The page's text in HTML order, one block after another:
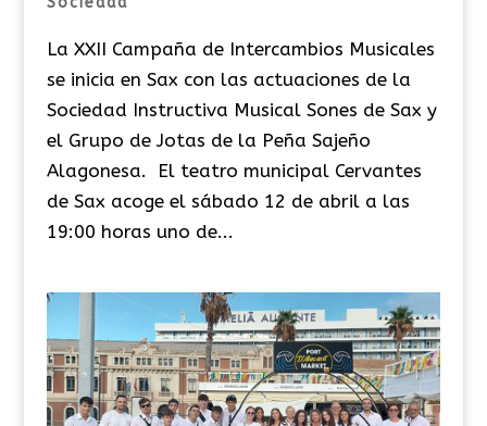
La XXII Campaña de Intercambios Musicales
se inicia en Sax con las actuaciones de la
Sociedad Instructiva Musical Sones de Sax y
el Grupo de Jotas de la Peña Sajeño
Alagonesa. El teatro municipal Cervantes
de Sax acoge el sábado 12 de abril a las
19:00 horas uno de...